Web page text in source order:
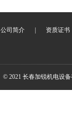
公司简介 资质证书
© 2021 长春加锐机电设